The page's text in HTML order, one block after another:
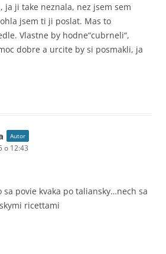
ja ji take neznala, nez jsem sem
jsem ti ji poslat. Mas to
Vlastne by hodne“cubrneli“,
dobre a urcite by si posmakli, ja
Autor
o 12:43
sa povie kvaka po taliansky…nech sa
ricettami